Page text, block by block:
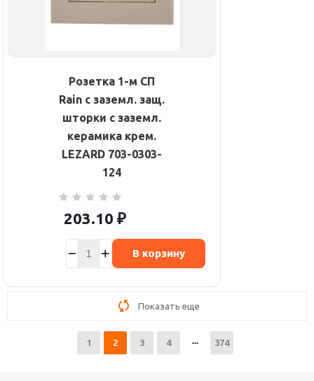
Розетка 1-м СП
Rain с заземл. защ.
шторки с заземл.
керамика крем.
LEZARD 703-0303-
124
203.10 ₽
В корзину
Показать еще
1 2 3 4 374